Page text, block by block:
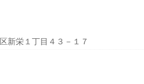
新栄１丁目４３－１７